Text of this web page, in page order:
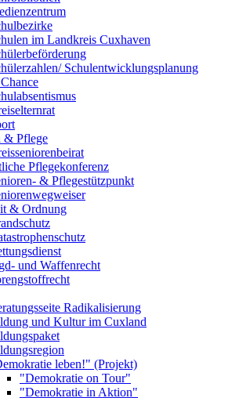
im Landkreis Cuxhaven
Schulentwicklungsplanung
& Pflege
Pflegekonferenz
& Pflegestützpunkt
& Ordnung
und Waffenrecht
Radikalisierung
und Kultur im Cuxland
leben!" (Projekt)
"Demokratie on Tour"
"Demokratie in Aktion"